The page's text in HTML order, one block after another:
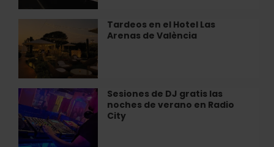
Valencia
Basket
el
Roig
Arena
Tardeos en el Hotel Las
Arenas de València
en
el
Hotel
Las
Arenas
de
València
Sesiones de DJ gratis las
noches de verano en Radio
City
Sesiones
de
DJ
gratis